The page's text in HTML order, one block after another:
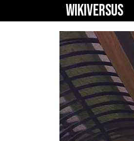
WIKIVERSUS
boarseman K25